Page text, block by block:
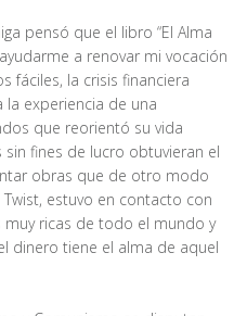
pensó que el libro “El Alma
a renovar mi vocación
fáciles, la crisis financiera
experiencia de una
que reorientó su vida
fines de lucro obtuvieran el
obras que de otro modo
estuvo en contacto con
ricas de todo el mundo y
dinero tiene el alma de aquel